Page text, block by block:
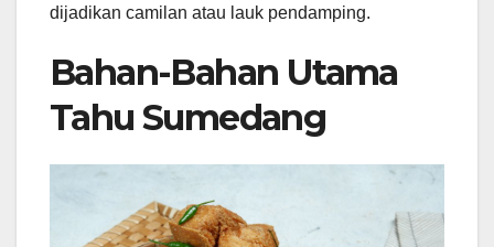
dijadikan camilan atau lauk pendamping.
Bahan-Bahan Utama
Tahu Sumedang